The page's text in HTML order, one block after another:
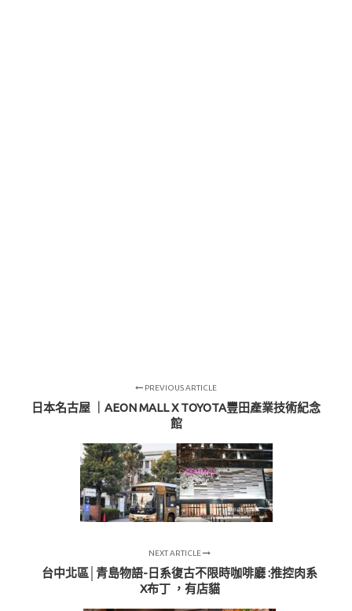
PREVIOUS ARTICLE
日本名古屋 ｜AEON MALL X TOYOTA豐田產業技術紀念
館
NEXT ARTICLE
台中北區│青島物語-日系復古不限時咖啡廳 :推控肉系
X布丁 ，有店貓